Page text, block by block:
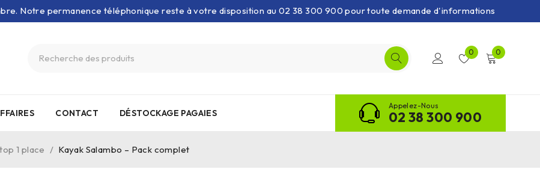
Notre permanence téléphonique reste à votre disposition au 02 38 300 900 pour toute demande d'informations
0 0
CONTACT DÉSTOCKAGE PAGAIES
Appelez-Nous
02 38 300 900
1 place / Kayak Salambo – Pack complet